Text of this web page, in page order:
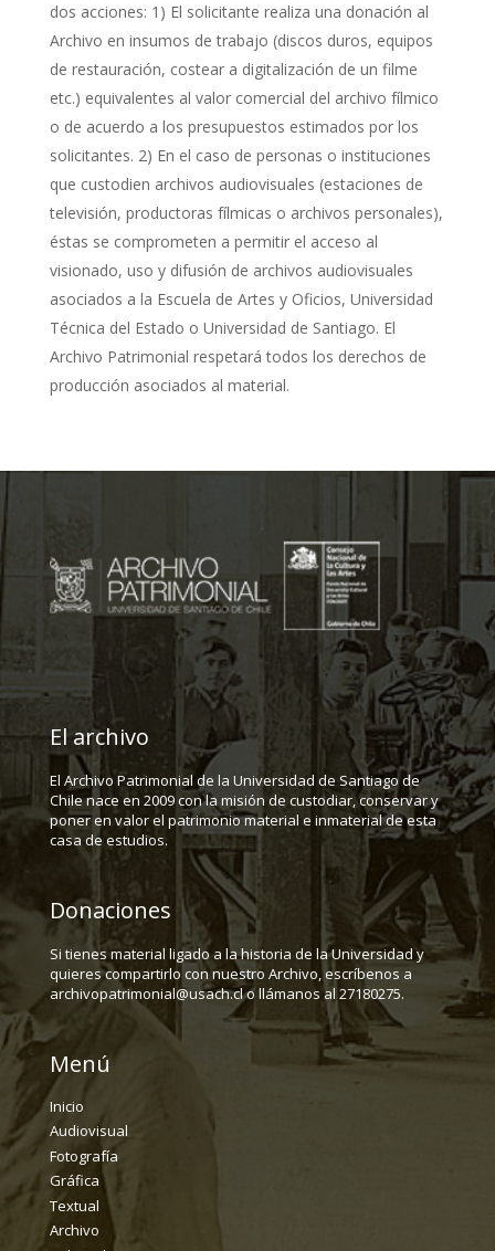
dos acciones: 1) El solicitante realiza una donación al
Archivo en insumos de trabajo (discos duros, equipos
de restauración, costear a digitalización de un filme
etc.) equivalentes al valor comercial del archivo fílmico
o de acuerdo a los presupuestos estimados por los
solicitantes. 2) En el caso de personas o instituciones
que custodien archivos audiovisuales (estaciones de
televisión, productoras fílmicas o archivos personales),
éstas se comprometen a permitir el acceso al
visionado, uso y difusión de archivos audiovisuales
asociados a la Escuela de Artes y Oficios, Universidad
Técnica del Estado o Universidad de Santiago. El
Archivo Patrimonial respetará todos los derechos de
producción asociados al material.
El archivo
El Archivo Patrimonial de la Universidad de Santiago de
Chile nace en 2009 con la misión de custodiar, conservar y
poner en valor el patrimonio material e inmaterial de esta
casa de estudios.
Donaciones
Si tienes material ligado a la historia de la Universidad y
quieres compartirlo con nuestro Archivo, escríbenos a
archivopatrimonial@usach.cl o llámanos al 27180275.
Menú
Inicio
Audiovisual
Fotografía
Gráfica
Textual
Archivo